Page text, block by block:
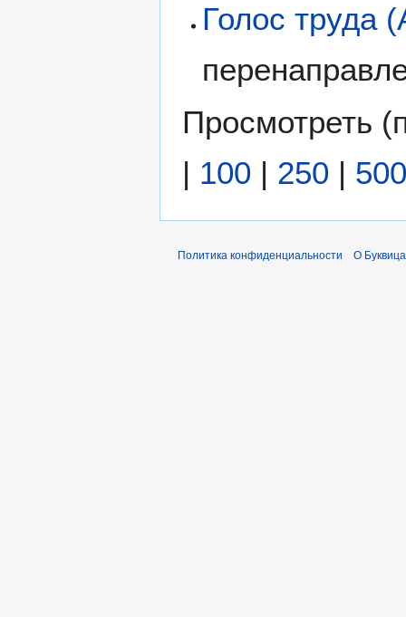
Голос труда
Просмотреть (
| 100 | 250 | 500
Политика конфиденциальности О Буквица